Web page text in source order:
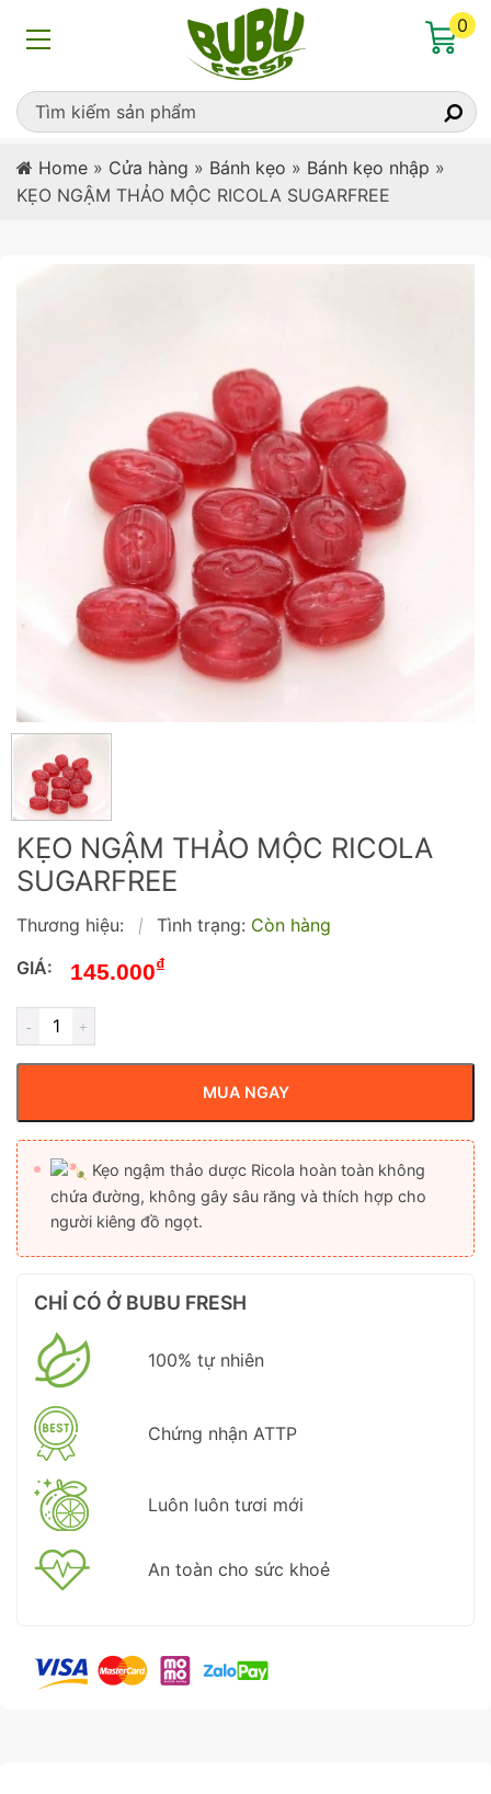
0
Home » Cửa hàng » Bánh kẹo » Bánh kẹo nhập »
KẸO NGẬM THẢO MỘC RICOLA SUGARFREE
KẸO NGẬM THẢO MỘC RICOLA
SUGARFREE
Thương hiệu: | Tình trạng: Còn hàng
GIÁ:
145.000₫
MUA NGAY
Kẹo ngậm thảo dược Ricola hoàn toàn không
chứa đường, không gây sâu răng và thích hợp cho
người kiêng đồ ngọt.
CHỈ CÓ Ở BUBU FRESH
100% tự nhiên
Chứng nhận ATTP
Luôn luôn tươi mới
An toàn cho sức khoẻ